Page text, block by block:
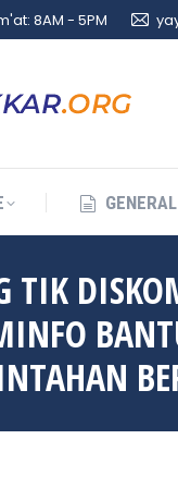
8AM - 5PM
TIK